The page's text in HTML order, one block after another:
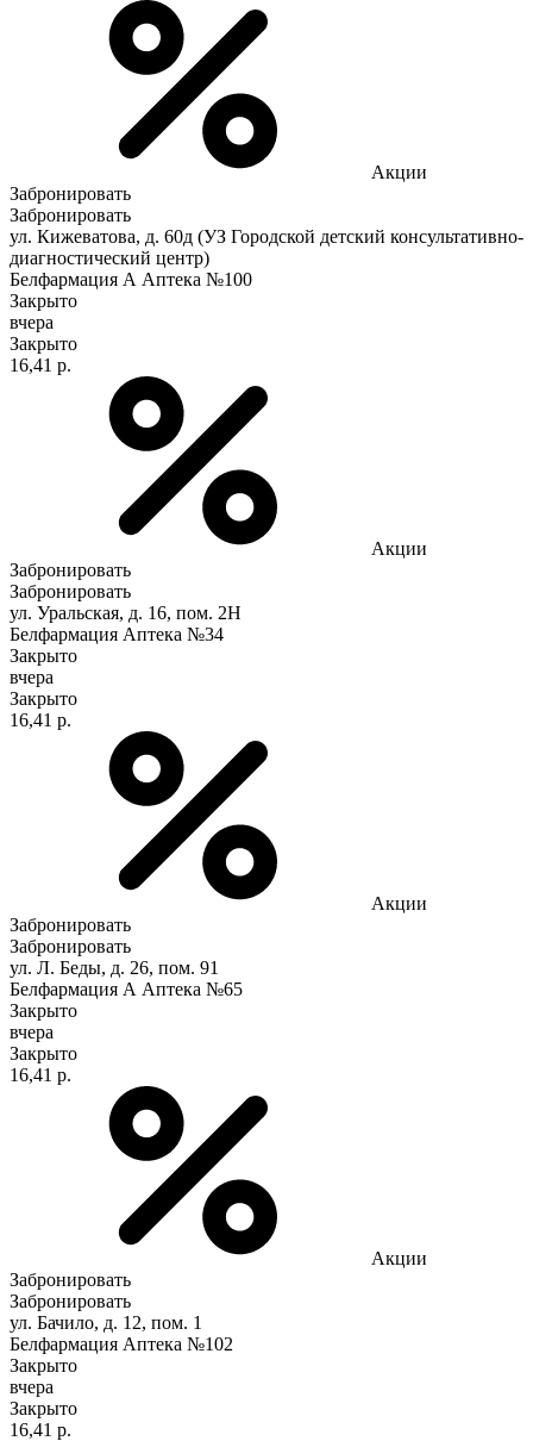
Акции
Забронировать
Забронировать
ул. Кижеватова, д. 60д (УЗ Городской детский консультативно-
диагностический центр)
Белфармация А Аптека №100
Закрыто
вчера
Закрыто
16,41 р.
Акции
Забронировать
Забронировать
ул. Уральская, д. 16, пом. 2Н
Белфармация Аптека №34
Закрыто
вчера
Закрыто
16,41 р.
Акции
Забронировать
Забронировать
ул. Л. Беды, д. 26, пом. 91
Белфармация А Аптека №65
Закрыто
вчера
Закрыто
16,41 р.
Акции
Забронировать
Забронировать
ул. Бачило, д. 12, пом. 1
Белфармация Аптека №102
Закрыто
вчера
Закрыто
16,41 р.